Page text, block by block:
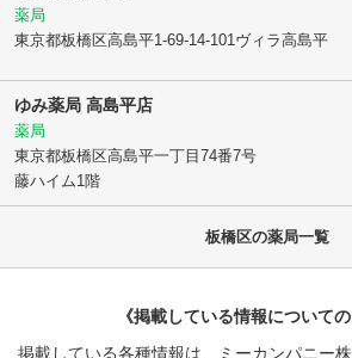
薬局
東京都板橋区高島平1-69-14-101ヴィラ高島平
ゆみ薬局 高島平店
薬局
東京都板橋区高島平一丁目74番7号
藤ハイム1階
板橋区の薬局一覧
《掲載している情報についての
掲載している各種情報は、ミーカンパニー